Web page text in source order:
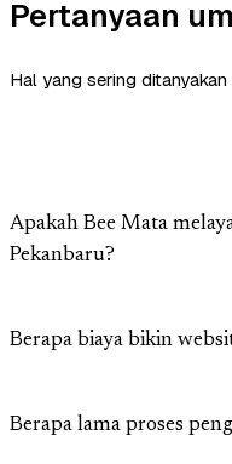
Pertanyaan
Hal yang sering
Apakah Bee Mata
Pekanbaru?
Berapa biaya bikin
Berapa lama proses